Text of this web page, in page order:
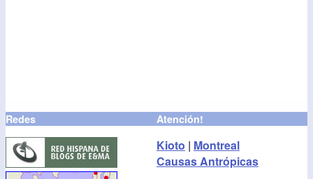
Redes Atención!
Kioto | Montreal
Causas Antrópicas